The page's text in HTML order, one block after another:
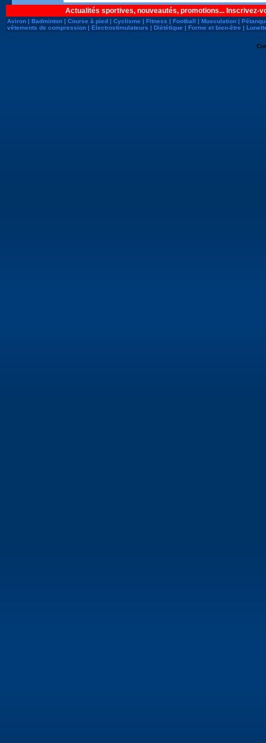
Actualités sportives, nouveautés, promotions... Inscrivez-
Aviron | Badminton | Course à pied | Cyclisme | Fitness | Football | Musculation |
vêtements de compression | Electrostimulateurs | Diététique | Forme et bien-être |